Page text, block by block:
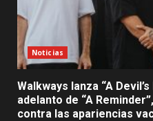
Noticias
Walkways lanza “A
adelanto de “A
contra las apariencias